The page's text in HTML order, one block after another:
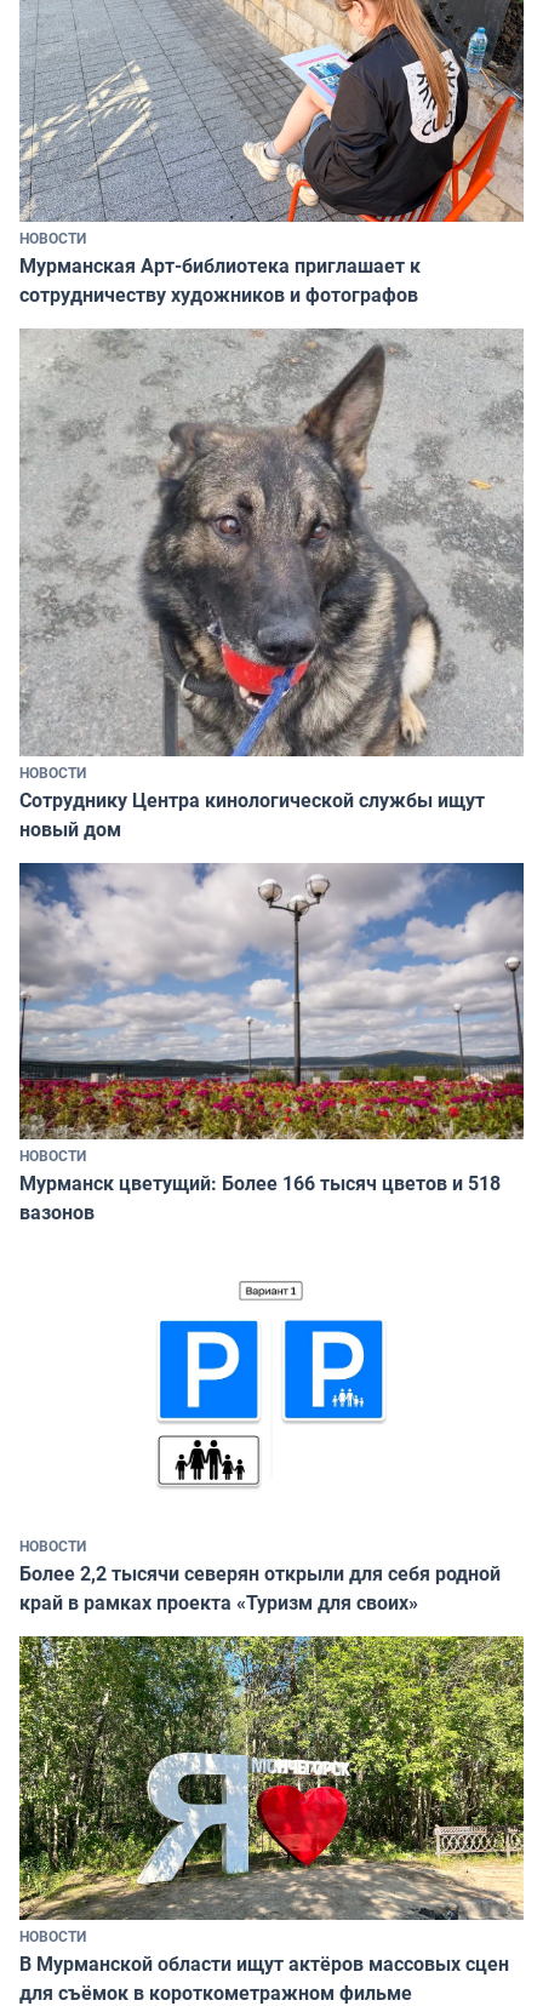
НОВОСТИ
Мурманская Арт-библиотека приглашает к
сотрудничеству художников и фотографов
НОВОСТИ
Сотруднику Центра кинологической службы ищут
новый дом
НОВОСТИ
Мурманск цветущий: Более 166 тысяч цветов и 518
вазонов
НОВОСТИ
Более 2,2 тысячи северян открыли для себя родной
край в рамках проекта «Туризм для своих»
НОВОСТИ
В Мурманской области ищут актёров массовых сцен
для съёмок в короткометражном фильме